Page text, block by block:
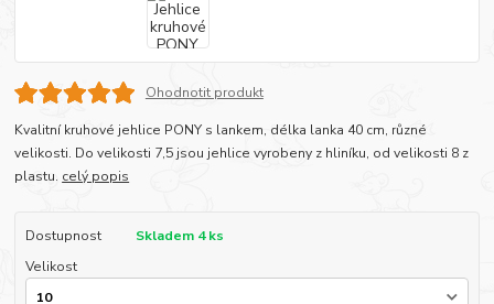
Ohodnotit produkt
Kvalitní kruhové jehlice PONY s lankem, délka lanka 40 cm, různé
velikosti. Do velikosti 7,5 jsou jehlice vyrobeny z hliníku, od velikosti 8 z
plastu. celý popis
Dostupnost
Skladem 4 ks
Velikost